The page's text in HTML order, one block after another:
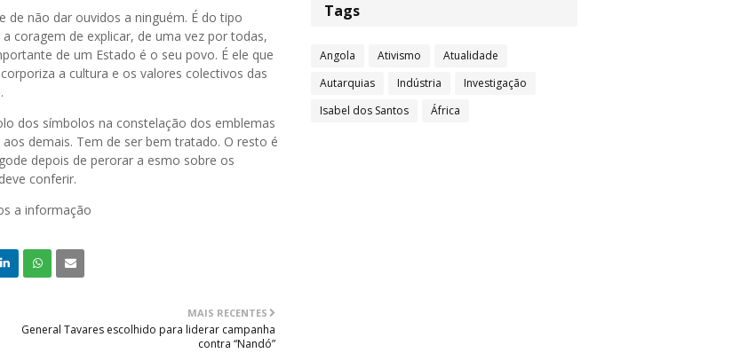
de não dar ouvidos a ninguém. É do tipo
a coragem de explicar, de uma vez por todas,
de um Estado é o seu povo. É ele que
a cultura e os valores colectivos das
dos símbolos na constelação dos emblemas
demais. Tem de ser bem tratado. O resto é
depois de perorar a esmo sobre os
conferir.
a informação
MAIS RECENTES
General Tavares escolhido para liderar campanha
contra “Nandó”
Tags
Angola Ativismo
Atualidade
Autarquias
Indústria
Investigação
Isabel dos Santos
África